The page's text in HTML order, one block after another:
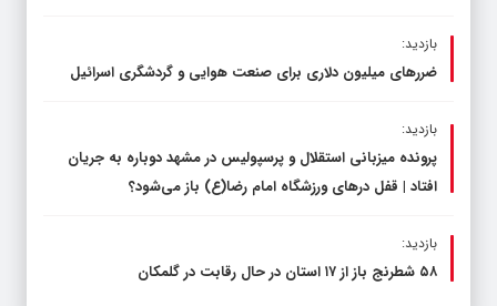
بازدید:
ضررهای میلیون دلاری برای صنعت هوایی و گردشگری اسرائیل
بازدید:
پرونده میزبانی استقلال و پرسپولیس در مشهد دوباره به جریان
افتاد | قفل در‌های ورزشگاه امام رضا(ع) باز می‌شود؟
بازدید:
۵۸ شطرنج‌ باز از ۱۷ استان در حال رقابت در گلمکان